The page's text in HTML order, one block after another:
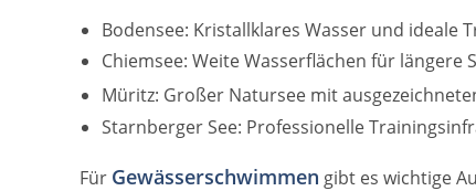
Bodensee: Kristallklares Wasser und ideale
Chiemsee: Weite Wasserflächen für längere
Müritz: Großer Natursee mit
Starnberger See: Professionelle
Für Gewässerschwimmen gibt es wichtige